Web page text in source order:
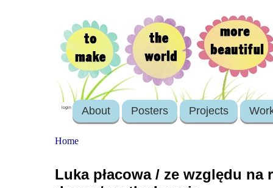
login About Posters Projects
Home
Luka płacowa / ze względu